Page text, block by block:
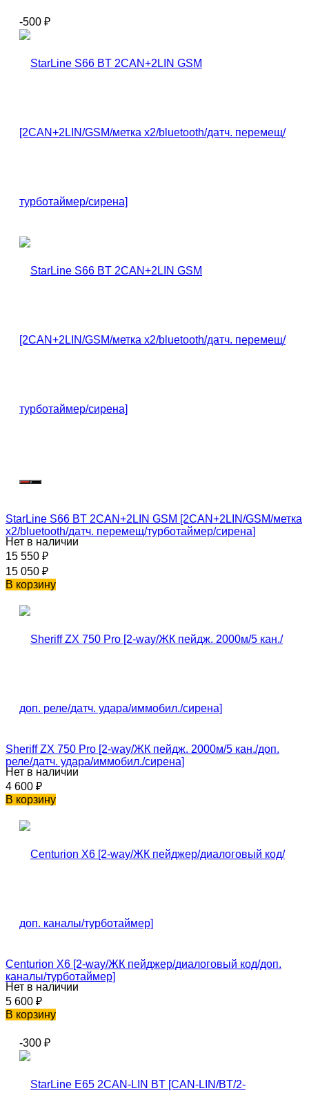
-500 ₽
StarLine S66 BT 2CAN+2LIN GSM [2CAN+2LIN/GSM/метка
х2/bluetooth/датч. перемещ/турботаймер/сирена]
Нет в наличии
15 550 ₽
15 050 ₽
В корзину
Sheriff ZX 750 Pro [2-way/ЖК пейдж. 2000м/5 кан./доп.
реле/датч. удара/иммобил./сирена]
Нет в наличии
4 600 ₽
В корзину
Centurion X6 [2-way/ЖК пейджер/диалоговый код/доп.
каналы/турботаймер]
Нет в наличии
5 600 ₽
В корзину
-300 ₽